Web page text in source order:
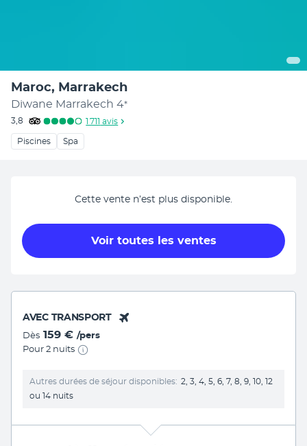
Maroc, Marrakech
Diwane Marrakech 4*
3,8 1 711 avis
Piscines Spa
Cette vente n’est plus disponible.
Voir toutes les ventes
AVEC TRANSPORT
Dès 159 € /pers
Pour 2 nuits
Autres durées de séjour disponibles
2, 3, 4, 5, 6, 7, 8, 9, 10, 12
ou 14 nuits